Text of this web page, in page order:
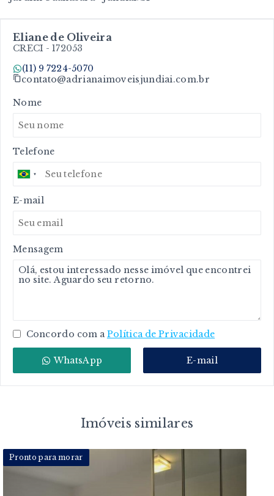
Eliane de Oliveira
CRECI - 172053
(11) 9 7224-5070
contato@adrianaimoveisjundiai.com.br
Nome
Telefone
E-mail
Mensagem
Concordo com a Política de Privacidade
WhatsApp E-mail
Imóveis similares
Pronto para morar